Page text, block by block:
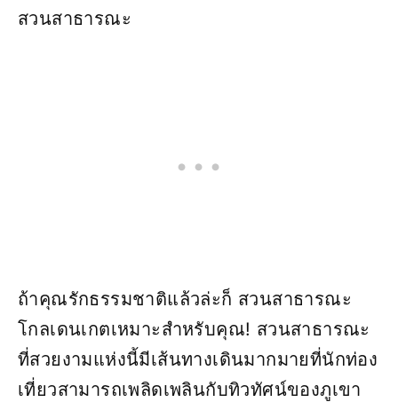
สวนสาธารณะ
ถ้าคุณรักธรรมชาติแล้วล่ะก็ สวนสาธารณะ
โกลเดนเกตเหมาะสำหรับคุณ! สวนสาธารณะ
ที่สวยงามแห่งนี้มีเส้นทางเดินมากมายที่นักท่อง
เที่ยวสามารถเพลิดเพลินกับทิวทัศน์ของภูเขา